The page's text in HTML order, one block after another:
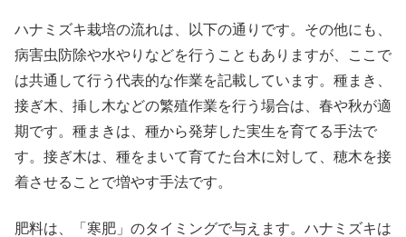
ハナミズキ栽培の流れは、以下の通りです。その他にも、
病害虫防除や水やりなどを行うこともありますが、ここで
は共通して行う代表的な作業を記載しています。種まき、
接ぎ木、挿し木などの繁殖作業を行う場合は、春や秋が適
期です。種まきは、種から発芽した実生を育てる手法で
す。接ぎ木は、種をまいて育てた台木に対して、穂木を接
着させることで増やす手法です。
肥料は、「寒肥」のタイミングで与えます。ハナミズキは